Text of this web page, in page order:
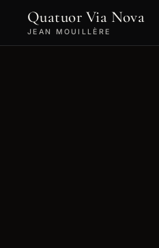
Quatuor Via Nova
JEAN MOUILLÈRE